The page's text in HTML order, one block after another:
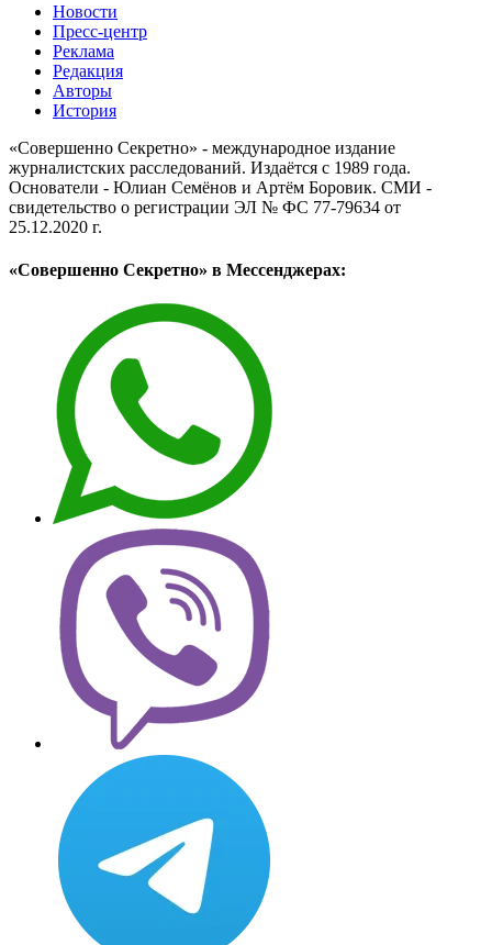
Новости
Пресс-центр
Реклама
Редакция
Авторы
История
«Совершенно Секретно» - международное издание
журналистских расследований. Издаётся с 1989 года.
Основатели - Юлиан Семёнов и Артём Боровик. CМИ -
свидетельство о регистрации ЭЛ № ФС 77-79634 от
25.12.2020 г.
«Совершенно Секретно» в Мессенджерах: